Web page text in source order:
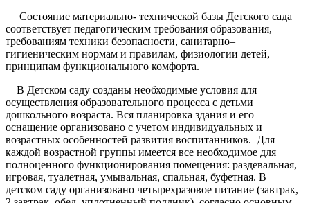
Состояние материально- технической базы Детского сада
соответствует педагогическим требования образования,
требованиям техники безопасности, санитарно–
гигиеническим нормам и правилам, физиологии детей,
принципам функционального комфорта.
В Детском саду созданы необходимые условия для
осуществления образовательного процесса с детьми
дошкольного возраста. Вся планировка здания и его
оснащение организовано с учетом индивидуальных и
возрастных особенностей развития воспитанников. Для
каждой возрастной группы имеется все необходимое для
полноценного функционирования помещения: раздевальная,
игровая, туалетная, умывальная, спальная, буфетная. В
детском саду организовано четырехразовое питание (завтрак,